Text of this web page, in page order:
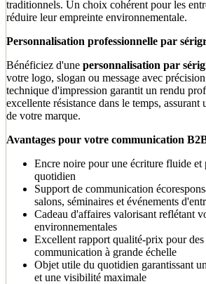
traditionnels. Un choix cohérent pour les
réduire leur empreinte environnementale.
Personnalisation professionnelle par
Bénéficiez d'une personnalisation par
votre logo, slogan ou message avec
technique d'impression garantit un rendu
excellente résistance dans le temps,
de votre marque.
Avantages pour votre communication
Encre noire pour une écriture fluide et
quotidien
Support de communication
salons, séminaires et événements
Cadeau d'affaires valorisant reflétant
environnementales
Excellent rapport qualité-prix pour des
communication à grande échelle
Objet utile du quotidien garantissant
et une visibilité maximale